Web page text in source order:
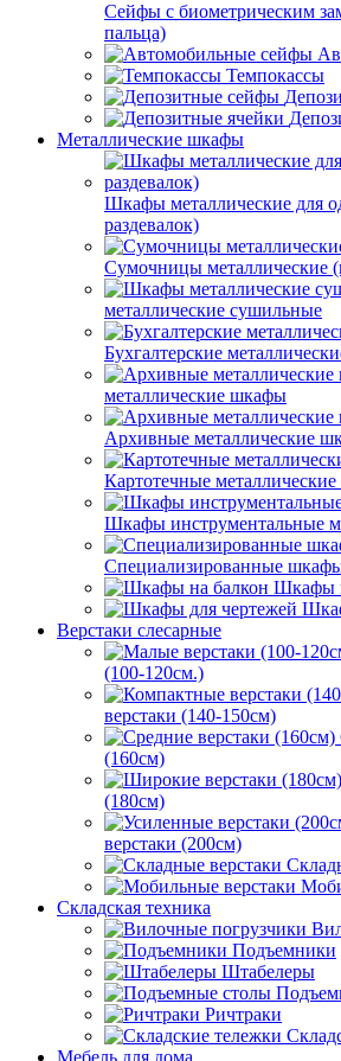
Сейфы с биометрическим
пальца)
Темпокассы
Металлические шкафы
Шкафы металлические для
раздевалок)
Сумочницы металлические
металлические сушильные
Бухгалтерские
металлические шкафы
Архивные металлические
Картотечные
Шкафы инструментальные
Специализированные
Шкафы
Верстаки слесарные
(100-120см.)
верстаки (140-150см)
(160см)
(180см)
верстаки (200см)
Складская техника
Подъемники
Штабелеры
Ричтраки
Мебель для дома